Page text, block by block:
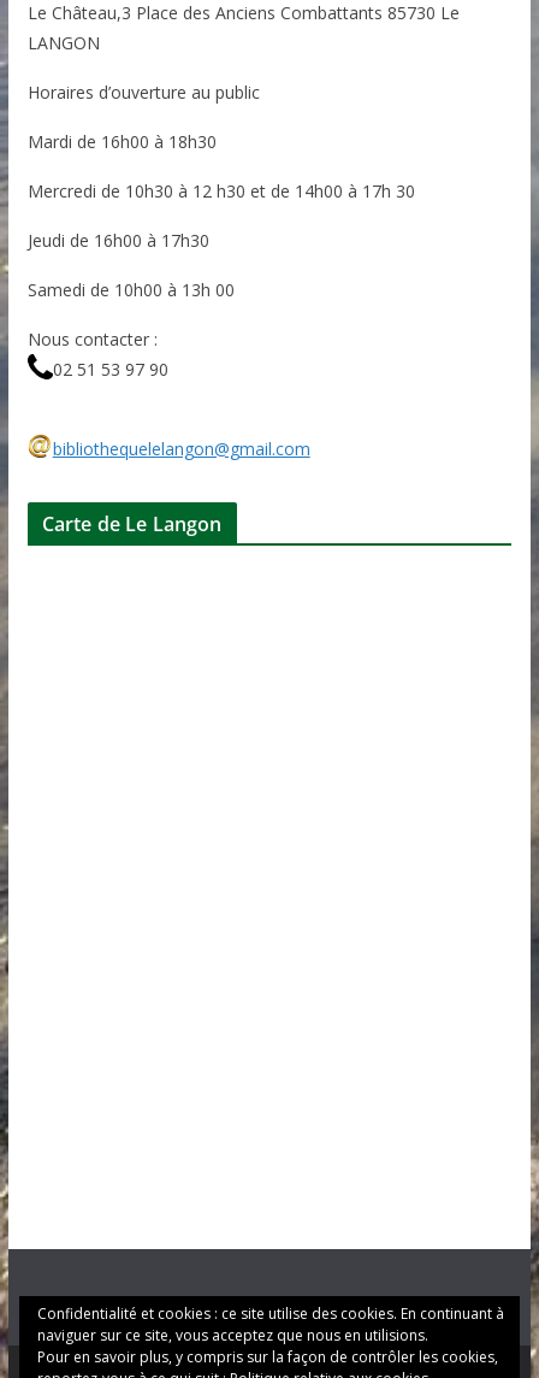
Le Château,3 Place des Anciens Combattants 85730 Le
LANGON
Horaires d’ouverture au public
Mardi de 16h00 à 18h30
Mercredi de 10h30 à 12 h30 et de 14h00 à 17h 30
Jeudi de 16h00 à 17h30
Samedi de 10h00 à 13h 00
Nous contacter :
02 51 53 97 90
bibliothequelelangon@gmail.com
Carte de Le Langon
Confidentialité et cookies : ce site utilise des cookies. En continuant à
naviguer sur ce site, vous acceptez que nous en utilisions.
Pour en savoir plus, y compris sur la façon de contrôler les cookies,